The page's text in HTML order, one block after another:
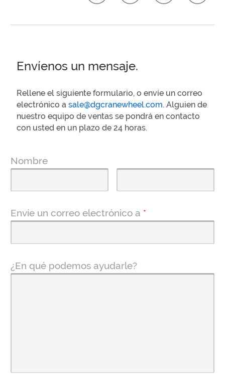
Envíenos un mensaje.
Rellene el siguiente formulario, o envíe un correo
electrónico asale@dgcranewheel.com. Alguien de
nuestro equipo de ventas se pondrá en contacto
con usted en un plazo de 24 horas.
Nombre
Envíe un correo electrónico a *
¿En qué podemos ayudarle?